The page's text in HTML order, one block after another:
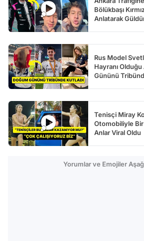
Bölükbaşı
Anlatarak
Rus Model
Hayranı
Gününü
Tenisçi Miray
Otomobiliyle Bir
Anlar Viral Oldu
Yorumlar ve Emojiler